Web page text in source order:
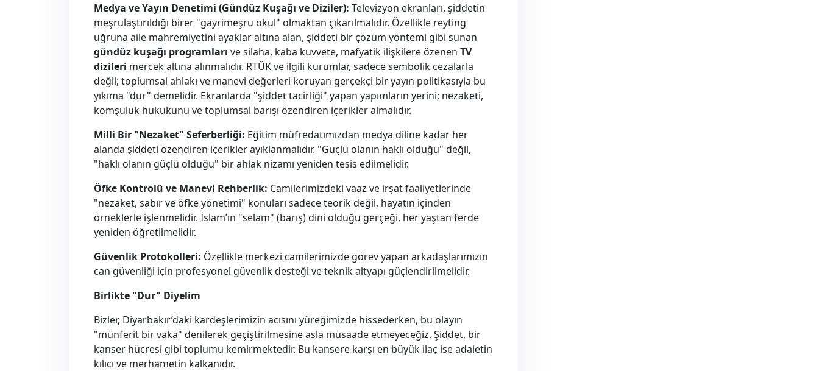
Medya ve Yayın Denetimi (Gündüz Kuşağı ve Diziler): Televizyon ekranları, şiddetin
meşrulaştırıldığı birer "gayrimeşru okul" olmaktan çıkarılmalıdır. Özellikle reyting
uğruna aile mahremiyetini ayaklar altına alan, şiddeti bir çözüm yöntemi gibi sunan
gündüz kuşağı programları ve silaha, kaba kuvvete, mafyatik ilişkilere özenen TV
dizileri mercek altına alınmalıdır. RTÜK ve ilgili kurumlar, sadece sembolik cezalarla
değil; toplumsal ahlakı ve manevi değerleri koruyan gerçekçi bir yayın politikasıyla bu
yıkıma "dur" demelidir. Ekranlarda "şiddet tacirliği" yapan yapımların yerini; nezaketi,
komşuluk hukukunu ve toplumsal barışı özendiren içerikler almalıdır.
Milli Bir "Nezaket" Seferberliği: Eğitim müfredatımızdan medya diline kadar her
alanda şiddeti özendiren içerikler ayıklanmalıdır. "Güçlü olanın haklı olduğu" değil,
"haklı olanın güçlü olduğu" bir ahlak nizamı yeniden tesis edilmelidir.
Öfke Kontrolü ve Manevi Rehberlik: Camilerimizdeki vaaz ve irşat faaliyetlerinde
"nezaket, sabır ve öfke yönetimi" konuları sadece teorik değil, hayatın içinden
örneklerle işlenmelidir. İslam’ın "selam" (barış) dini olduğu gerçeği, her yaştan ferde
yeniden öğretilmelidir.
Güvenlik Protokolleri: Özellikle merkezi camilerimizde görev yapan arkadaşlarımızın
can güvenliği için profesyonel güvenlik desteği ve teknik altyapı güçlendirilmelidir.
Birlikte "Dur" Diyelim
Bizler, Diyarbakır’daki kardeşlerimizin acısını yüreğimizde hissederken, bu olayın
"münferit bir vaka" denilerek geçiştirilmesine asla müsaade etmeyeceğiz. Şiddet, bir
kanser hücresi gibi toplumu kemirmektedir. Bu kansere karşı en büyük ilaç ise adaletin
kılıcı ve merhametin kalkanıdır.